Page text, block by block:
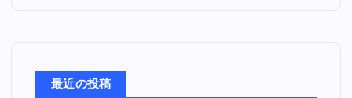
最近の投稿